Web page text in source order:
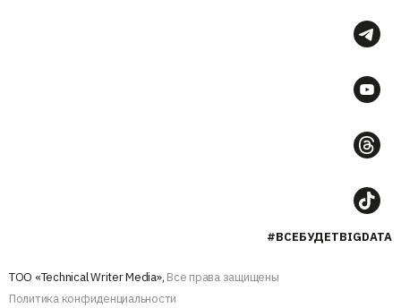
#ВСЕБУДЕТBIGDATA
ТОО «Technical Writer Media», Все права защищены
Политика конфиденциальности